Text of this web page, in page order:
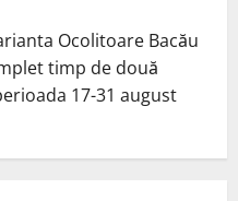
Ocolitoare Bacău
timp de două
17-31 august